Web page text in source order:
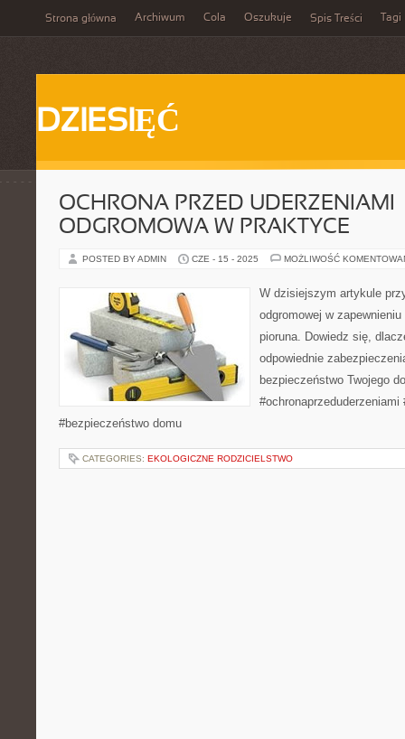
Strona główna Archiwum Cola Oszukuje Spis Treści Tagi
DZIESIĘĆ
OCHRONA PRZED UDERZENIAMI
ODGROMOWA W PRAKTYCE
POSTED BY ADMIN CZE - 15 - 2025 MOŻLIWOŚĆ
W dzisiejszym artykule
odgromowej w
pioruna. Dowiedz się,
odpowiednie
bezpieczeństwo Twojego
#ochronaprzeduderzeniami
#bezpieczeństwo domu
CATEGORIES: EKOLOGICZNE RODZICIELSTWO